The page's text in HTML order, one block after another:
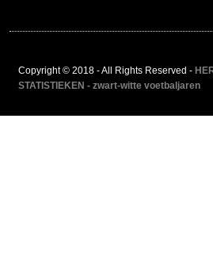
Copyright © 2018 - All Rights Reserved -
STATISTIEKEN - zwart-witte voetbaljaren